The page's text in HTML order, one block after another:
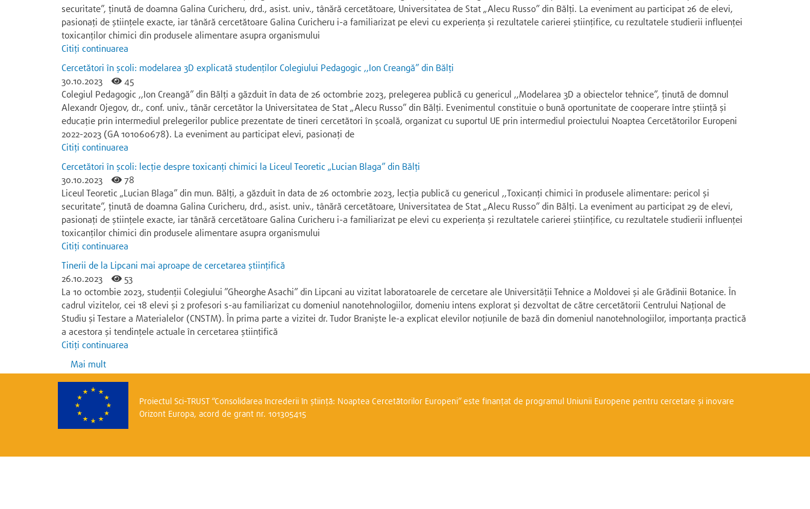
securitate”, ținută de doamna Galina Curicheru, drd., asist. univ., tânără cercetătoare, Universitatea de Stat „Alecu Russo” din Bălți. La eveniment au participat 26 de elevi,
pasionați de științele exacte, iar tânără cercetătoare Galina Curicheru i-a familiarizat pe elevi cu experiența și rezultatele carierei științifice, cu rezultatele studierii influenței
toxicanților chimici din produsele alimentare asupra organismului
Citiți continuarea
Cercetători în școli: modelarea 3D explicată studenților Colegiului Pedagogic ,,Ion Creangă” din Bălți
30.10.2023
45
Colegiul Pedagogic ,,Ion Creangă” din Bălți a găzduit în data de 26 octombrie 2023, prelegerea publică cu genericul ,,Modelarea 3D a obiectelor tehnice”, ținută de domnul
Alexandr Ojegov, dr., conf. univ., tânăr cercetător la Universitatea de Stat „Alecu Russo” din Bălți. Evenimentul constituie o bună oportunitate de cooperare între știință și
educație prin intermediul prelegerilor publice prezentate de tineri cercetători în școală, organizat cu suportul UE prin intermediul proiectului Noaptea Cercetătorilor Europeni
2022-2023 (GA 101060678). La eveniment au participat elevi, pasionați de
Citiți continuarea
Cercetători în școli: lecție despre toxicanți chimici la Liceul Teoretic „Lucian Blaga” din Bălţi
30.10.2023
78
Liceul Teoretic „Lucian Blaga” din mun. Bălţi, a găzduit în data de 26 octombrie 2023, lecția publică cu genericul ,,Toxicanți chimici în produsele alimentare: pericol și
securitate”, ținută de doamna Galina Curicheru, drd., asist. univ., tânără cercetătoare, Universitatea de Stat „Alecu Russo” din Bălți. La eveniment au participat 29 de elevi,
pasionați de științele exacte, iar tânără cercetătoare Galina Curicheru i-a familiarizat pe elevi cu experiența și rezultatele carierei științifice, cu rezultatele studierii influenței
toxicanților chimici din produsele alimentare asupra organismului
Citiți continuarea
Tinerii de la Lipcani mai aproape de cercetarea științifică
26.10.2023
53
La 10 octombie 2023, studenții Colegiului ”Gheorghe Asachi” din Lipcani au vizitat laboratoarele de cercetare ale Universității Tehnice a Moldovei și ale Grădinii Botanice. În
cadrul vizitelor, cei 18 elevi și 2 profesori s-au familiarizat cu domeniul nanotehnologiilor, domeniu intens explorat și dezvoltat de către cercetătorii Centrului Național de
Studiu și Testare a Materialelor (CNSTM). În prima parte a vizitei dr. Tudor Braniște le-a explicat elevilor noțiunile de bază din domeniul nanotehnologiilor, importanța practică
a acestora și tendințele actuale în cercetarea științifică
Citiți continuarea
Mai mult
Proiectul Sci-TRUST “Consolidarea încrederii în știință: Noaptea Cercetătorilor Europeni” este finanțat de programul Uniunii Europene pentru cercetare și inovare
Orizont Europa, acord de grant nr. 101305415